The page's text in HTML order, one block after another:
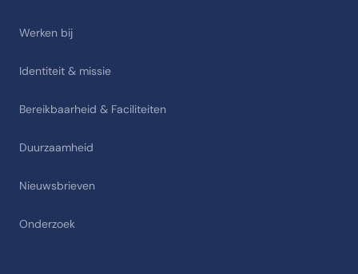
Werken bij
Identiteit & missie
Bereikbaarheid & Faciliteiten
Duurzaamheid
Nieuwsbrieven
Onderzoek